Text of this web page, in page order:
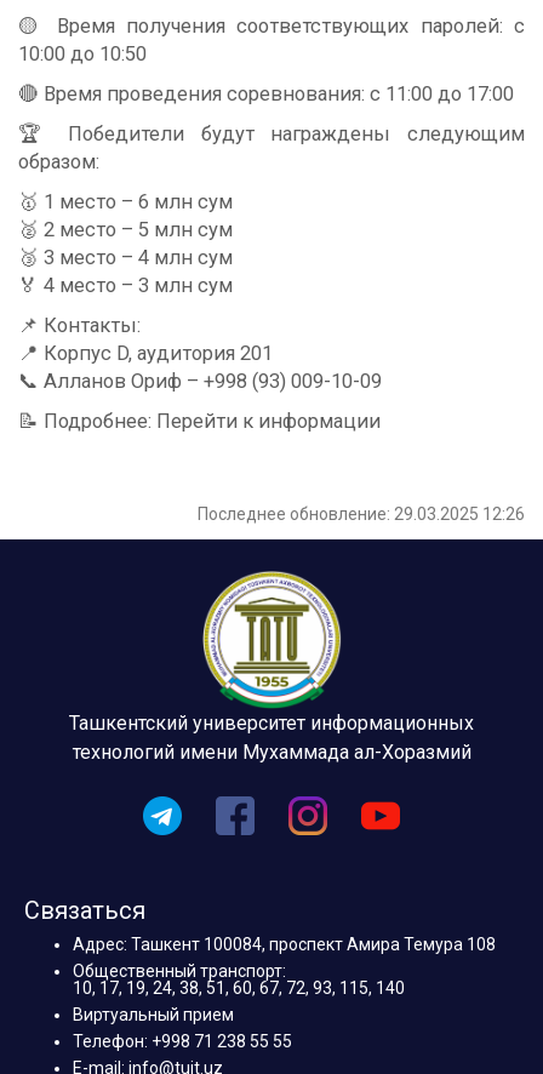
🟡 Время получения соответствующих паролей: с
10:00 до 10:50
🔴 Время проведения соревнования: с 11:00 до 17:00
🏆 Победители будут награждены следующим
образом:
🥇 1 место – 6 млн сум
🥈 2 место – 5 млн сум
🥉 3 место – 4 млн сум
🏅 4 место – 3 млн сум
📌 Контакты:
📍 Корпус D, аудитория 201
📞 Алланов Ориф – +998 (93) 009-10-09
📝 Подробнее: Перейти к информации
Последнее обновление: 29.03.2025 12:26
Ташкентский университет информационных
технологий имени Мухаммада ал-Хоразмий
Связаться
Адрес: Ташкент 100084, проспект Амира Темура 108
Общественный транспорт:
10, 17, 19, 24, 38, 51, 60, 67, 72, 93, 115, 140
Виртуальный прием
Телефон: +998 71 238 55 55
E-mail: info@tuit.uz